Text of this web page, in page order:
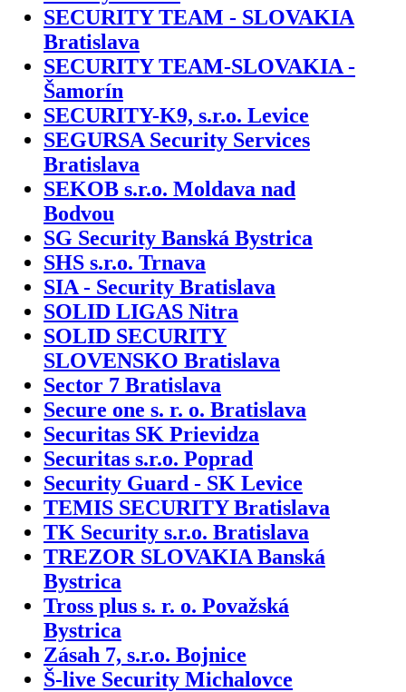
SECURITY TEAM - SLOVAKIA
Bratislava
SECURITY TEAM-SLOVAKIA -
Šamorín
SECURITY-K9, s.r.o. Levice
SEGURSA Security Services
Bratislava
SEKOB s.r.o. Moldava nad
Bodvou
SG Security Banská Bystrica
SHS s.r.o. Trnava
SIA - Security Bratislava
SOLID LIGAS Nitra
SOLID SECURITY
SLOVENSKO Bratislava
Sector 7 Bratislava
Secure one s. r. o. Bratislava
Securitas SK Prievidza
Securitas s.r.o. Poprad
Security Guard - SK Levice
TEMIS SECURITY Bratislava
TK Security s.r.o. Bratislava
TREZOR SLOVAKIA Banská
Bystrica
Tross plus s. r. o. Považská
Bystrica
Zásah 7, s.r.o. Bojnice
Š-live Security Michalovce